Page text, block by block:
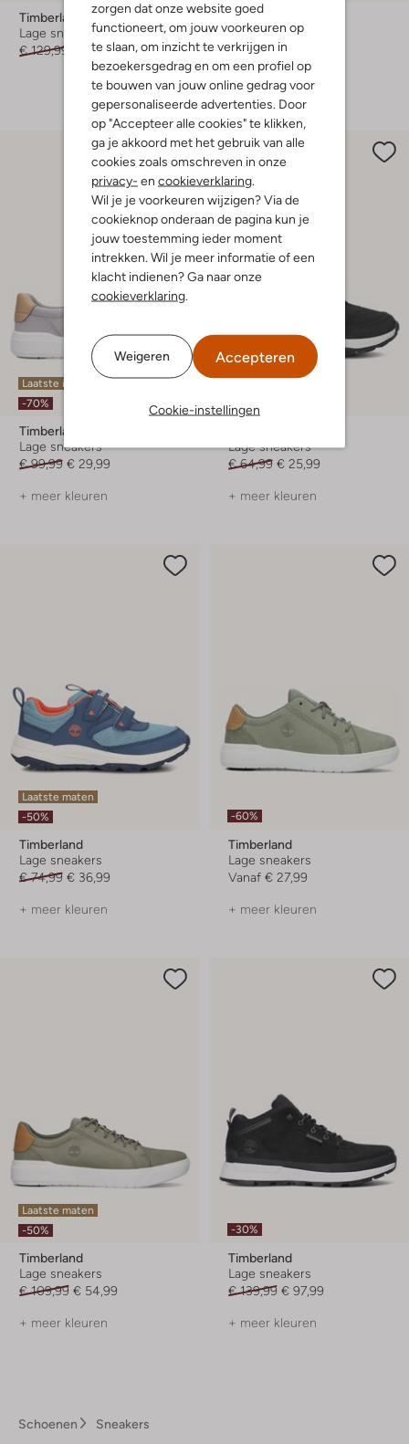
zorgen dat onze website goed
functioneert, om jouw voorkeuren op
te slaan, om inzicht te verkrijgen in
bezoekersgedrag en om een profiel op
te bouwen van jouw online gedrag voor
gepersonaliseerde advertenties. Door
op "Accepteer alle cookies" te klikken,
ga je akkoord met het gebruik van alle
cookies zoals omschreven in onze
privacy- en cookieverklaring
Wil je je voorkeuren wijzigen? Via de
cookieknop onderaan de pagina kun je
jouw toestemming ieder moment
intrekken. Wil je meer informatie of een
klacht indienen? Ga naar onze
cookieverklaring
Weigeren Accepteren
Cookie-instellingen
Timberland
Lage sneakers
€ 129,99
€ 64,99
Timberland
Lage sneakers
€ 129,99 € 64,99
+ meer kleuren
Laatste item
-70%
Timberland
Lage sneakers
€ 99,99 € 29,99
+ meer kleuren
Lage sneakers
€ 64,99 € 25,99
+ meer kleuren
Laatste maten
-50%
Timberland
Lage sneakers
€ 74,99 € 36,99
+ meer kleuren
-60%
Timberland
Lage sneakers
Vanaf € 27,99
+ meer kleuren
Laatste maten
-50%
Timberland
Lage sneakers
€ 109,99 € 54,99
+ meer kleuren
-30%
Timberland
Lage sneakers
€ 139,99 € 97,99
+ meer kleuren
Schoenen Sneakers